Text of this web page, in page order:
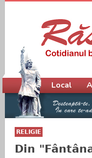
RELIGIE
Din
Meniu principal
Local